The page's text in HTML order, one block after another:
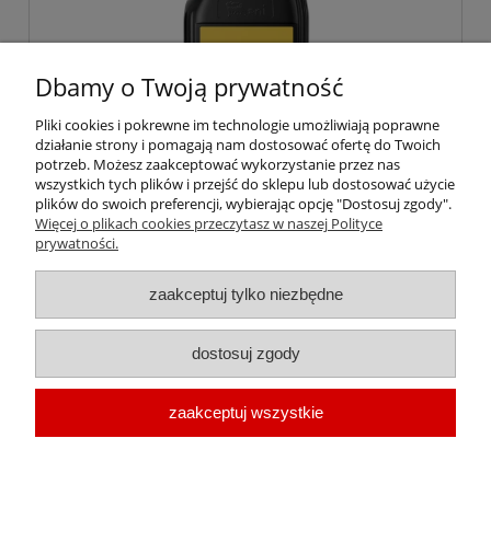
AGIP Eni Rotra Truck Gear 80W-90 GL4+GL5 - 20
litrów
Cena:
688,80 zł
560,00 zł
Dbamy o Twoją prywatność
Pliki cookies i pokrewne im technologie umożliwiają poprawne
działanie strony i pomagają nam dostosować ofertę do Twoich
potrzeb. Możesz zaakceptować wykorzystanie przez nas
wszystkich tych plików i przejść do sklepu lub dostosować użycie
plików do swoich preferencji, wybierając opcję "Dostosuj zgody".
Więcej o plikach cookies przeczytasz w naszej Polityce
prywatności.
zaakceptuj tylko niezbędne
dostosuj zgody
zaakceptuj wszystkie